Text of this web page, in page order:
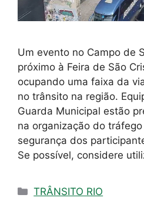
Um evento no Campo de
próximo à Feira de São
ocupando uma faixa da
no trânsito na região.
Guarda Municipal estão
na organização do
segurança dos
Se possível, considere
Categorias
TRÂNSITO RIO